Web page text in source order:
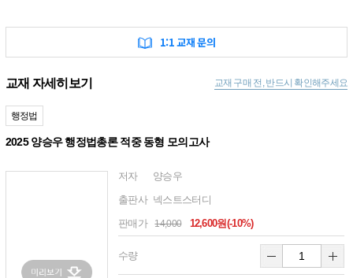
1:1 교재 문의
교재 자세히보기 교재 구매 전, 반드시 확인해주세요
행정법
2025 양승우 행정법총론 적중 동형 모의고사
저자 양승우
출판사 넥스트스터디
판매가 14,000 12,600원(-10%)
수량